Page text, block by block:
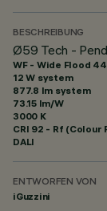
BESCHREIBUNG
Ø59 Tech -
WF - Wide Flood
12 W system
877.8 lm system
73.15 lm/W
3000 K
CRI 92 - Rf (Colour
DALI
ENTWORFEN VON
iGuzzini